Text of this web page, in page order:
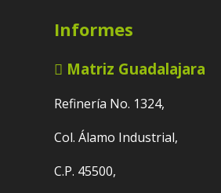
Informes
Matriz Guadalajara
Refinería No. 1324,
Col. Álamo Industrial,
C.P. 45500,